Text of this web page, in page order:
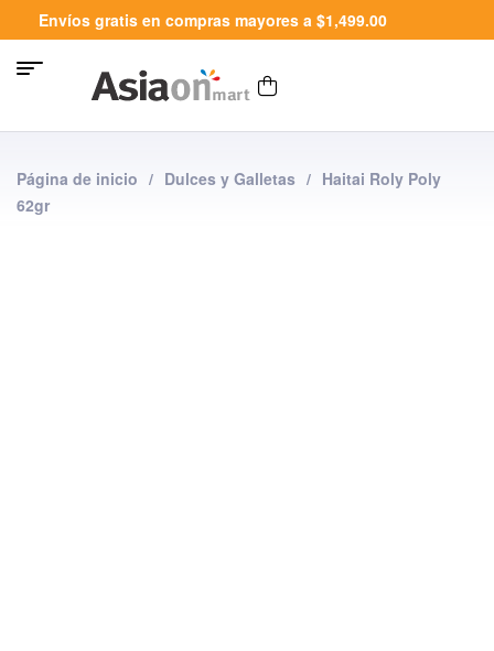
Envíos gratis en compras mayores a $1,499.00
Página de inicio / Dulces y Galletas / Haitai Roly Poly
62gr